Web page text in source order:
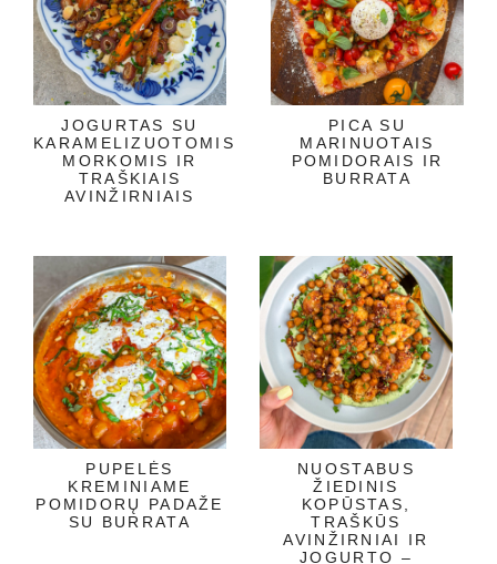
JOGURTAS SU
KARAMELIZUOTOMIS
MORKOMIS IR
TRAŠKIAIS
AVINŽIRNIAIS
PICA SU
MARINUOTAIS
POMIDORAIS IR
BURRATA
PUPELĖS
KREMINIAME
POMIDORŲ PADAŽE
SU BURRATA
NUOSTABUS
ŽIEDINIS
KOPŪSTAS,
TRAŠKŪS
AVINŽIRNIAI IR
JOGURTO –